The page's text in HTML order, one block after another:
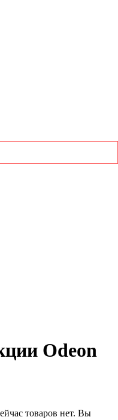
Odeon
товаров нет. Вы